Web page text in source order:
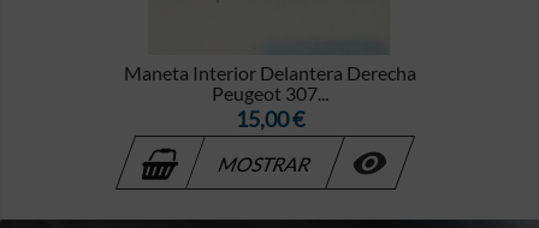
Maneta Interior Delantera Derecha
Peugeot 307...
Precio
15,00 €
MOSTRAR 